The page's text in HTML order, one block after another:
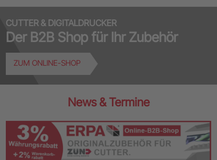
CUTTER & DIGITALDRUCKER
Der B2B Shop für Ihr Zubehör
ZUM ONLINE-SHOP
News & Termine